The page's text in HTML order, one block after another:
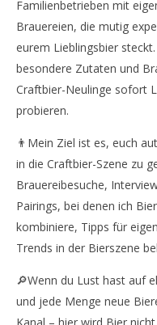
Familienbetrieben mit
Brauereien, die mutig
eurem Lieblingsbier
besondere Zutaten und
Craftbier-Neulinge sofort
probieren.
👨Mein Ziel ist es, euch
in die Craftbier-Szene zu
Brauereibesuche,
Pairings, bei denen ich
kombiniere, Tipps für
Trends in der Bierszene
🔎Wenn du Lust hast auf
und jede Menge neue